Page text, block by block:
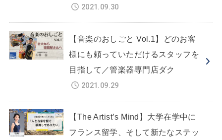
2021.09.30
【音楽のおしごと Vol.1】どのお客
様にも頼っていただけるスタッフを
目指して／管楽器専門店ダク
2021.09.29
【The Artist’s Mind】大学在学中に
フランス留学、そして新たなステッ